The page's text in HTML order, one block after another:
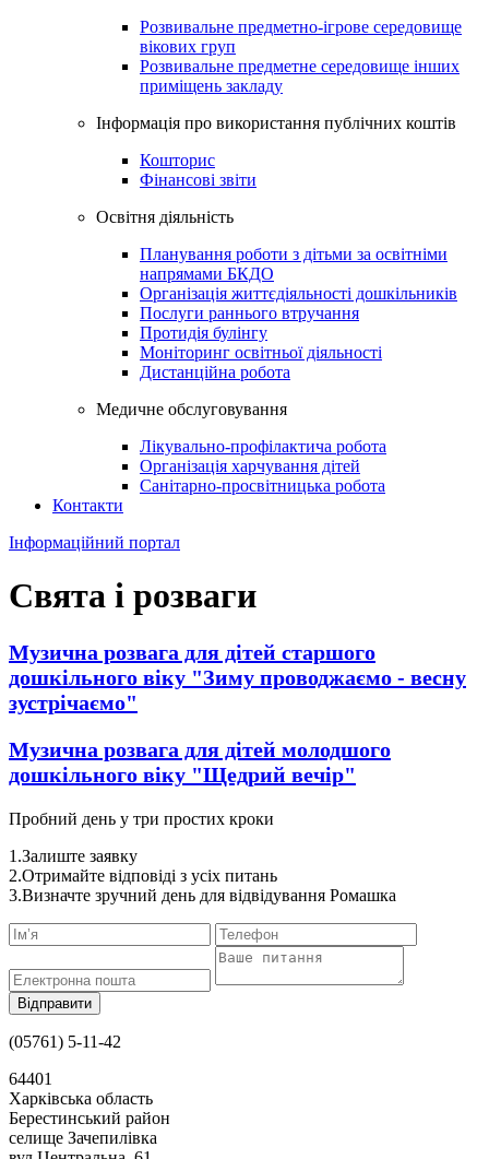
Розвивальне предметно-ігрове середовище
вікових груп
Розвивальне предметне середовище інших
приміщень закладу
Інформація про використання публічних коштів
Кошторис
Фінансові звіти
Освiтня дiяльнiсть
Планування роботи з дітьми за освітніми
напрямами БКДО
Організація життєдіяльності дошкільників
Послуги раннього втручання
Протидія булінгу
Моніторинг освітньої діяльності
Дистанційна робота
Медичне обслуговування
Лікувально-профілактича робота
Організація харчування дітей
Санітарно-просвітницька робота
Контакти
Інформаційний портал
Свята і розваги
Музична розвага для дітей старшого
дошкільного віку "Зиму проводжаємо - весну
зустрічаємо"
Музична розвага для дітей молодшого
дошкільного віку "Щедрий вечір"
Пробний день у три простих кроки
1.Залиште заявку
2.Отримайте відповіді з усіх питань
3.Визначте зручний день для відвідування Ромашка
(05761) 5-11-42
64401
Харківська область
Берестинський район
селище Зачепилівка